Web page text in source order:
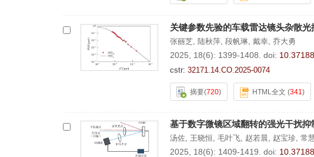
关键参数先验的车载雷达镜头杂散光
张丽芝 陆秋萍 段帆琳 戴幸 乔大勇
2025, 18(6): 1399-1408. doi:
cstr: 32171.14.CO.2025-0074
摘要(720) HTML全文 (341)
基于数字微镜区域翻转的强光干扰抑
汤佐 王晓恒 毛叶飞 赵若晨 赵宝珍 常
2025, 18(6): 1409-1419. doi: